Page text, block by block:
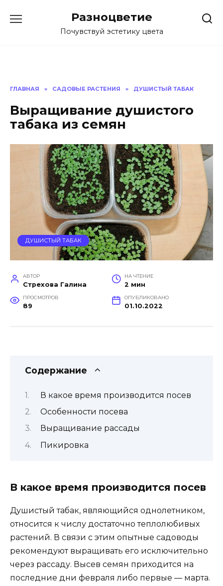
Разноцветие
Почувствуй эстетику цвета
ГЛАВНАЯ » САДОВЫЕ РАСТЕНИЯ » ДУШИСТЫЙ ТАБАК
Выращивание душистого
табака из семян
ДУШИСТЫЙ ТАБАК
АВТОР
Стрехова Галина
НА ЧТЕНИЕ
2 мин
ПРОСМОТРОВ
89
ОПУБЛИКОВАНО
01.10.2022
Содержание
В какое время производится посев
Особенности посева
Выращивание рассады
Пикировка
В какое время производится посев
Душистый табак, являющийся однолетником,
относится к числу достаточно теплолюбивых
растений. В связи с этим опытные садоводы
рекомендуют выращивать его исключительно
через рассаду. Высев семян приходится на
последние дни февраля либо первые ― марта.